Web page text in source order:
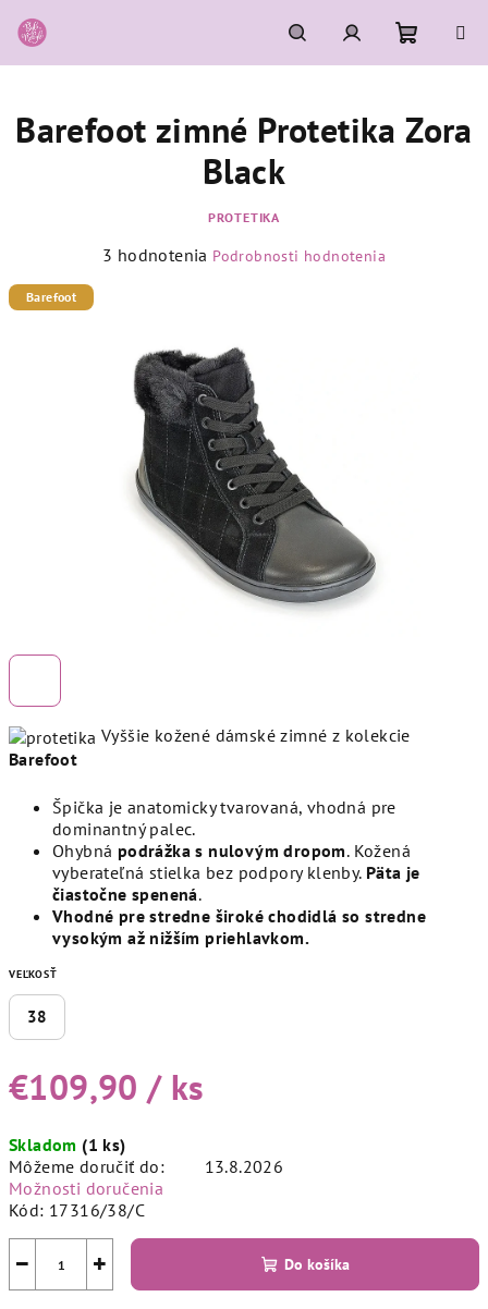
na
obsah
HľadaťPrihlásenie
košík
Vyššie kožené dámské zimné z kolekcie
Barefoot
Špička je anatomicky tvarovaná, vhodná pre
dominantný palec.
Ohybná podrážka s nulovým dropom. Kožená
vyberateľná stielka bez podpory klenby. Päta je
čiastočne spenená.
Vhodné pre stredne široké chodidlá so stredne
vysokým až nižším priehlavkom.
VEĽKOSŤ
38
€109,90/ ks
cena:
Skladom (1 ks)
Môžeme doručiť do:
13.8.2026
Možnosti doručenia
Kód: 17316/38/C
+
− Do košíka
Barefoot zimné Protetika Zora
Black
PROTETIKA
Priemerné
hviezdičiek.
3 hodnotenia Podrobnosti hodnotenia
Barefoot